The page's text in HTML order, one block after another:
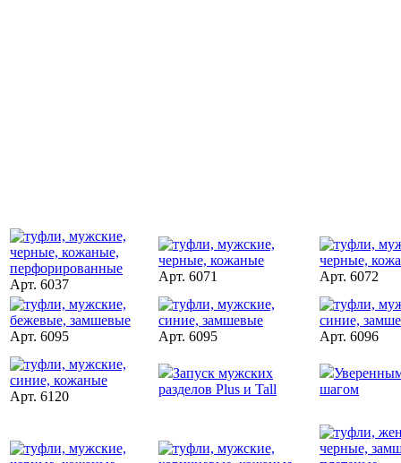
Арт. 6037
Арт. 6071 Арт. 6072
Арт. 6095 Арт. 6095 Арт. 6096
Арт. 6120
Запуск мужских
разделов Plus и Tall
шагом